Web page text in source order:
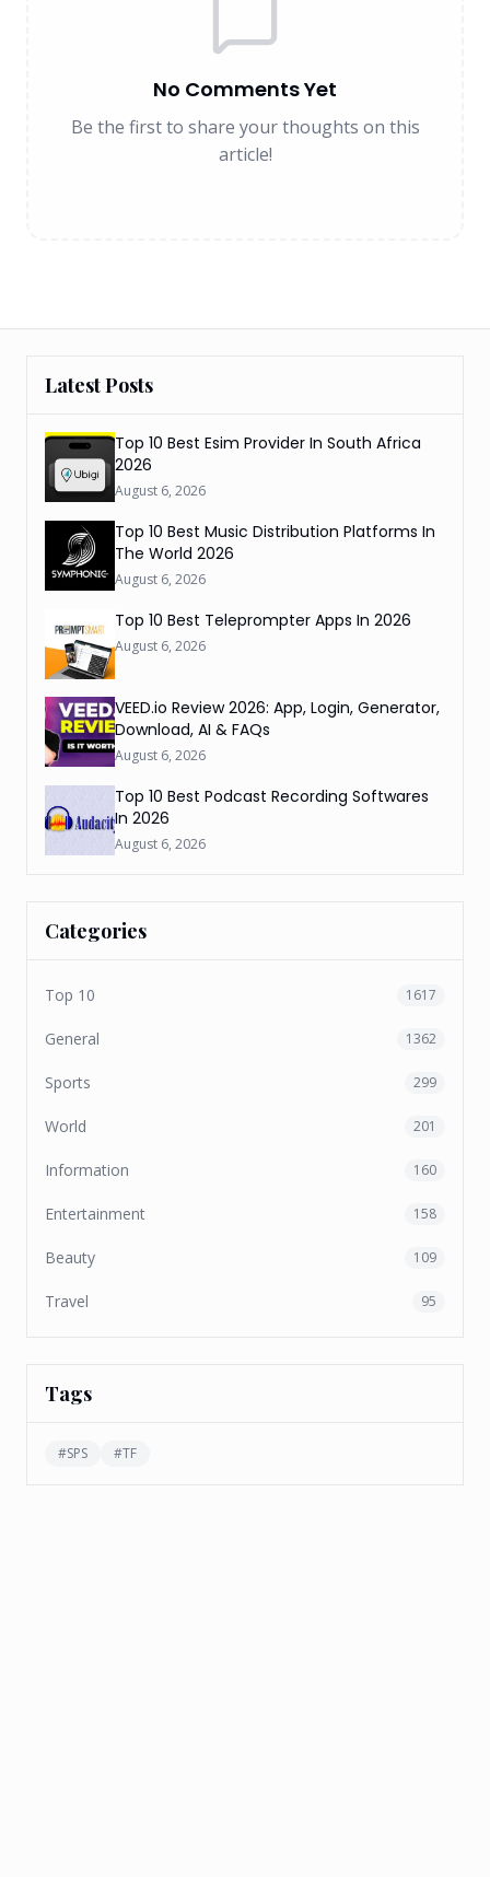
No Comments Yet
Be the first to share your thoughts on this
article!
Latest Posts
Top 10 Best Esim Provider In South Africa
2026
August 6, 2026
Top 10 Best Music Distribution Platforms In
The World 2026
August 6, 2026
Top 10 Best Teleprompter Apps In 2026
August 6, 2026
VEED.io Review 2026: App, Login, Generator,
Download, AI & FAQs
August 6, 2026
Top 10 Best Podcast Recording Softwares
In 2026
August 6, 2026
Categories
Top 10 1617
General 1362
Sports 299
World 201
Information 160
Entertainment 158
Beauty 109
Travel 95
Tags
#SPS #TF